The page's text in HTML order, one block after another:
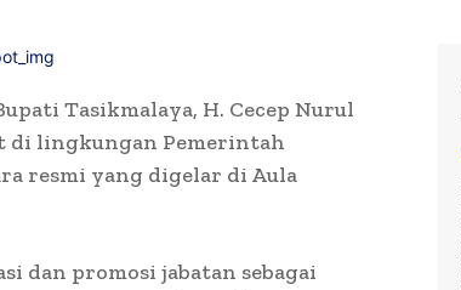
Tasikmalaya, H. Cecep Nurul
di lingkungan Pemerintah
resmi yang digelar di Aula
dan promosi jabatan sebagai